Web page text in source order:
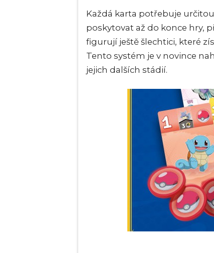
Každá karta potřebuje
poskytovat až do konce hry,
figurují ještě šlechtici, které
Tento systém je v novince
jejich dalších stádií.